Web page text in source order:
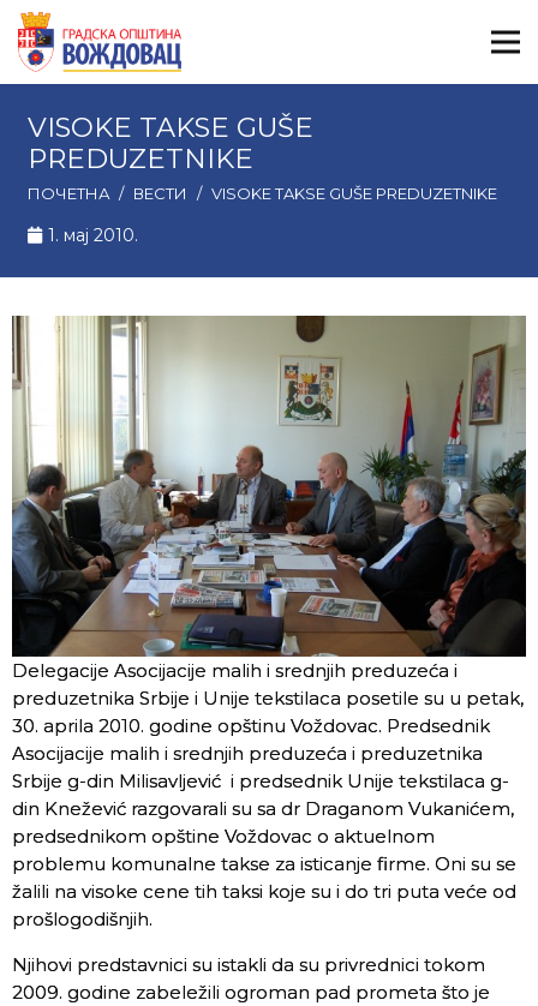
VISOKE TAKSE GUŠE
PREDUZETNIKE
ПОЧЕТНА / ВЕСТИ / VISOKE TAKSE GUŠE PREDUZETNIKE
1. мај 2010.
Delegacije Asocijacije malih i srednjih preduzeća i
preduzetnika Srbije i Unije tekstilaca posetile su u petak,
30. aprila 2010. godine opštinu Voždovac. Predsednik
Asocijacije malih i srednjih preduzeća i preduzetnika
Srbije g-din Milisavljević i predsednik Unije tekstilaca g-
din Knežević razgovarali su sa dr Draganom Vukanićem,
predsednikom opštine Voždovac o aktuelnom
problemu komunalne takse za isticanje firme. Oni su se
žalili na visoke cene tih taksi koje su i do tri puta veće od
prošlogodišnjih.
Njihovi predstavnici su istakli da su privrednici tokom
2009. godine zabeležili ogroman pad prometa što je